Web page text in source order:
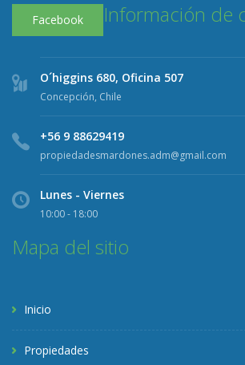
Facebook Información de
O´higgins 680, Oficina 507
Concepción, Chile
+56 9 88629419
propiedadesmardones.adm@gmail.com
Lunes - Viernes
10:00 - 18:00
Mapa del sitio
Inicio
Propiedades